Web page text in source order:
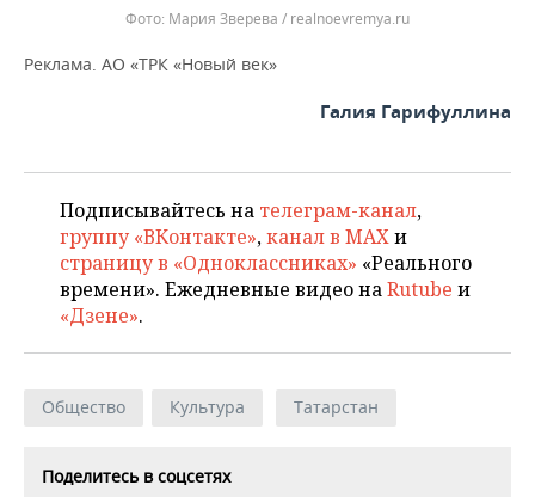
Мария Зверева / realnoevremya.ru
Реклама. АО «ТРК «Новый век»
Галия Гарифуллина
Подписывайтесь на телеграм-канал,
группу «ВКонтакте»,канал в MAXи
страницу в «Одноклассниках» «Реального
времени». Ежедневные видео наRutube и
«Дзене».
Общество Культура Татарстан
Поделитесь в соцсетях